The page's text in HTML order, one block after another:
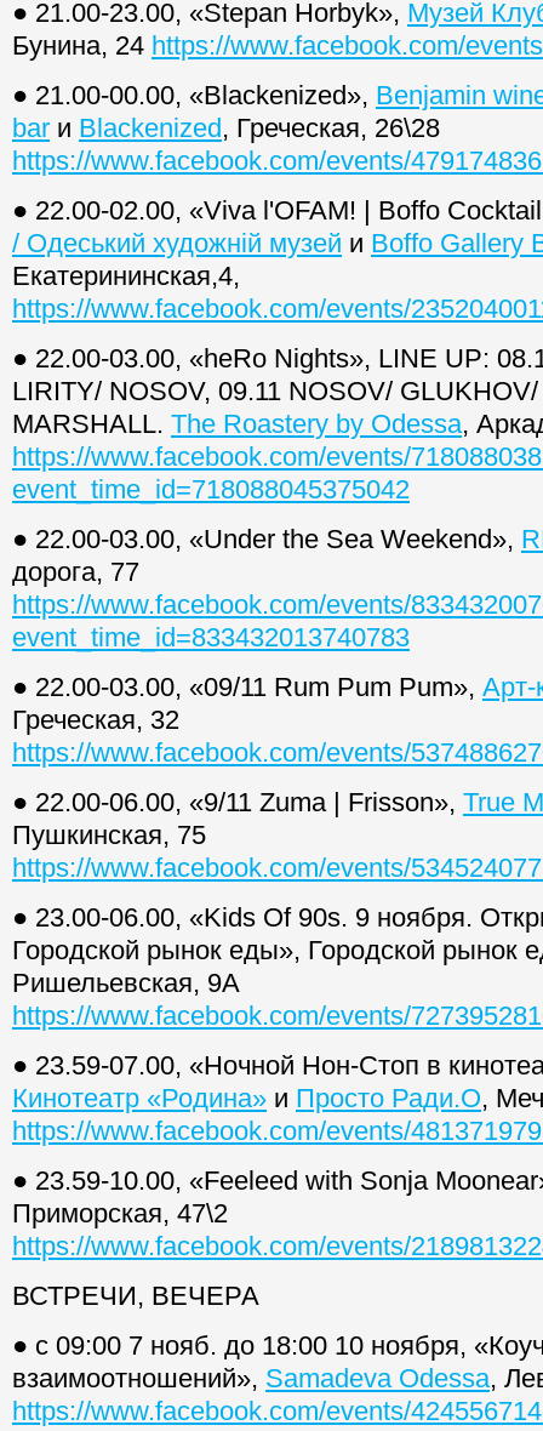
● 21.00-23.00, «Stepan Horbyk», Музей
Бунина, 24 https://www.facebook.com/
● 21.00-00.00, «Blackenized», Benjamin
bar и Blackenized , Греческая, 26\28
https://www.facebook.com/events/
● 22.00-02.00, «Viva l'OFAM! | Boffo
/ Одеський художній музей и Boffo Gallery
Екатерининская,4,
https://www.facebook.com/events/
● 22.00-03.00, «heRo Nights», LINE UP:
LIRITY/ NOSOV, 09.11 NOSOV/
MARSHALL. The Roastery by Odessa,
https://www.facebook.com/events/
event_time_id=718088045375042
● 22.00-03.00, «Under the Sea Weekend»,
дорога, 77
https://www.facebook.com/events/
event_time_id=833432013740783
● 22.00-03.00, «09/11 Rum Pum Pum»,
Греческая, 32
https://www.facebook.com/events/
● 22.00-06.00, «9/11 Zuma | Frisson», True
Пушкинская, 75
https://www.facebook.com/events/
● 23.00-06.00, «Kids Of 90s. 9 ноября.
Городской рынок еды», Городской рынок
Ришельевская, 9А
https://www.facebook.com/events/
● 23.59-07.00, «Ночной Нон-Стоп в
Кинотеатр «Родина» и Просто Ради.О,
https://www.facebook.com/events/
● 23.59-10.00, «Feeleed with Sonja
Приморская, 47\2
https://www.facebook.com/events/
ВСТРЕЧИ, ВЕЧЕРА
● с 09:00 7 нояб. до 18:00 10 ноября,
взаимоотношений», Samadeva Odessa,
https://www.facebook.com/events/